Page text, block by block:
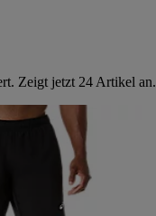
Zeigt jetzt 24 Artikel an.